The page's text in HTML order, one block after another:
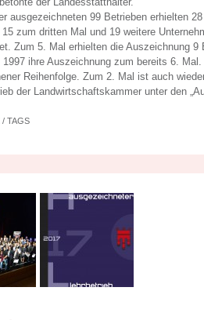
ausgezeichneten 99 Betrieben erhielten
zum dritten Mal und 19 weitere
Zum 5. Mal erhielten die Auszeichnung 9
ihre Auszeichnung zum bereits 6.
Reihenfolge. Zum 2. Mal ist auch
der Landwirtschaftskammer unter den
TAGS